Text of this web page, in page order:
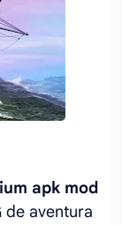
apk mod
de aventura